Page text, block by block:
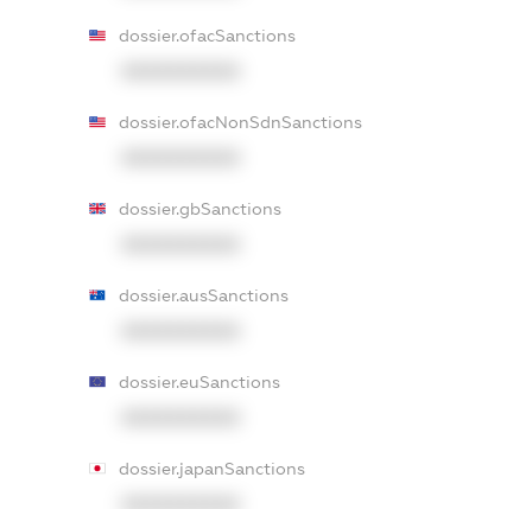
dossier.ofacSanctions
dossier.ofacNonSdnSanctions
dossier.gbSanctions
dossier.ausSanctions
dossier.euSanctions
dossier.japanSanctions